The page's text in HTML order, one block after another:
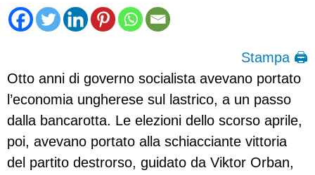
Stampa 🖨
Otto anni di governo socialista avevano portato
l’economia ungherese sul lastrico, a un passo
dalla bancarotta. Le elezioni dello scorso aprile,
poi, avevano portato alla schiacciante vittoria
del partito destrorso, guidato da Viktor Orban,